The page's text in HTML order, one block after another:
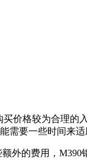
价格较为合理的
需要一些时间来适
外的费用，